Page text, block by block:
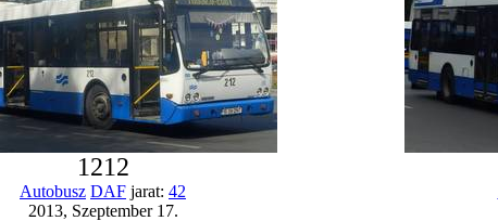
1212
Autobusz DAF jarat: 42
2013, Szeptember 17.